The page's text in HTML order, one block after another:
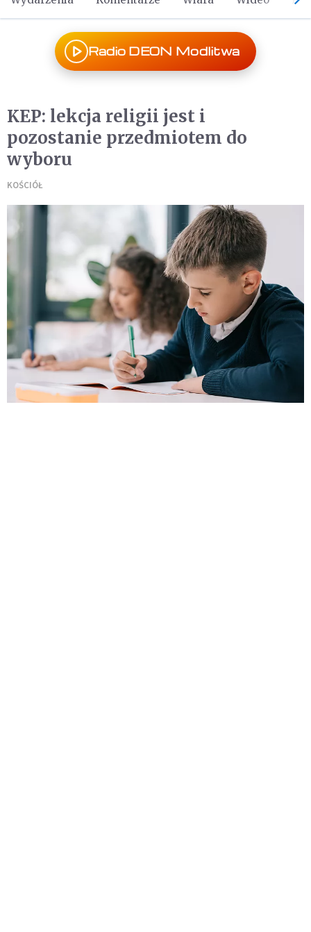
Radio DEON Modlitwa
KEP: lekcja religii jest i
pozostanie przedmiotem do
wyboru
KOŚCIÓŁ